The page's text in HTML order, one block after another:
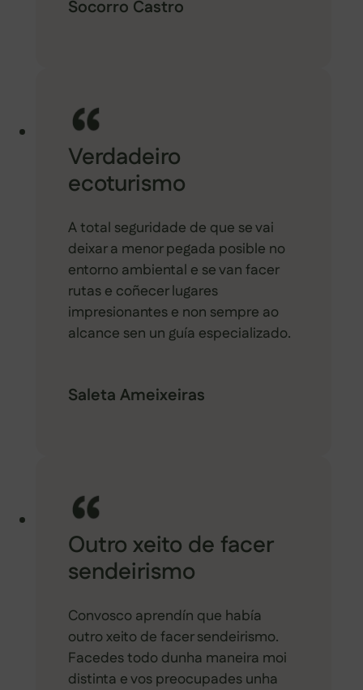
Socorro Castro
Verdadeiro
ecoturismo
A total seguridade de que se vai
deixar a menor pegada posible no
entorno ambiental e se van facer
rutas e coñecer lugares
impresionantes e non sempre ao
alcance sen un guía especializado.
Saleta Ameixeiras
Outro xeito de facer
sendeirismo
Convosco aprendín que había
outro xeito de facer sendeirismo.
Facedes todo dunha maneira moi
distinta e vos preocupades unha